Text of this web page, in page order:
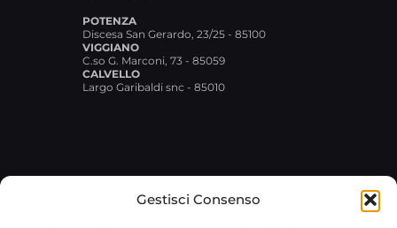
Gestisci Consenso
POTENZA
Discesa San Gerardo, 23/25 - 85100
VIGGIANO
C.so G. Marconi, 73 - 85059
CALVELLO
Largo Garibaldi snc - 85010